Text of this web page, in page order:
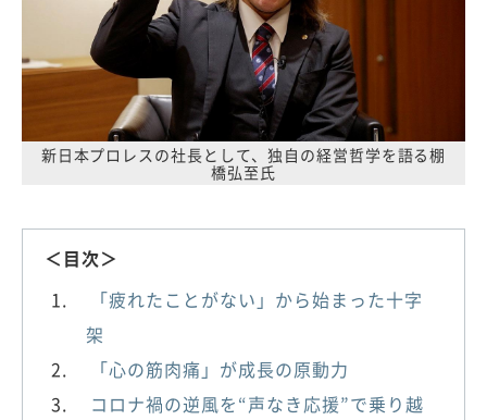
新日本プロレスの社長として、独自の経営哲学を語る棚
橋弘至氏
＜目次＞
「疲れたことがない」から始まった十字
架
「心の筋肉痛」が成長の原動力
コロナ禍の逆風を“声なき応援”で乗り越